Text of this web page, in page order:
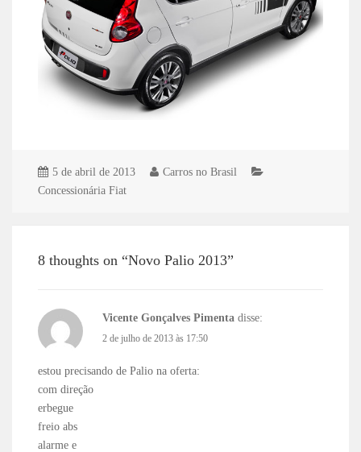
5 de abril de 2013
Carros no Brasil
Concessionária Fiat
8 thoughts on “Novo Palio 2013”
Vicente Gonçalves Pimenta disse:
2 de julho de 2013 às 17:50
estou precisando de Palio na oferta:
com direção
erbegue
freio abs
alarme e